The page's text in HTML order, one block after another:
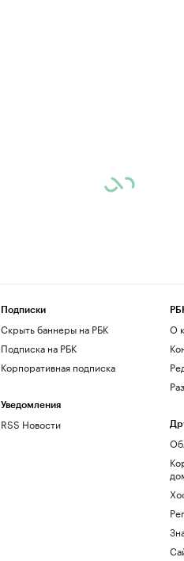
Подписки
Скрыть баннеры на РБК
Подписка на РБК
Корпоративная подписка
Уведомления
RSS Новости
О